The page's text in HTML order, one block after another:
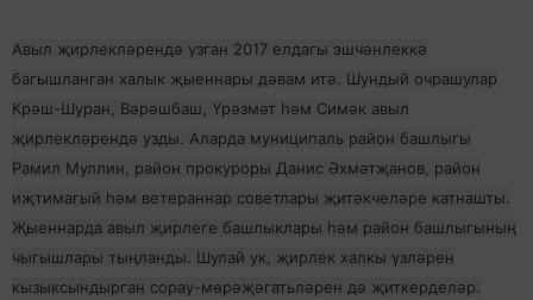
Авыл җирлекләрендә узган 2017 елдагы эшчәнлеккә
багышланган халык җыеннары дәвам итә. Шундый очрашулар
Крәш-Шуран, Вәрәшбаш, Үрәзмәт һәм Симәк авыл
җирлекләрендә узды. Аларда муниципаль район башлыгы
Рамил Муллин, район прокуроры Данис Әхмәтҗанов, район
иҗтимагый һәм ветераннар советлары җитәкчеләре катнашты.
Җыеннарда авыл җирлеге башлыклары һәм район башлыгының
чыгышлары тыңланды. Шулай ук, җирлек халкы үзләрен
кызыксындырган сорау-мөрәҗәгатьләрен дә җиткерделәр.